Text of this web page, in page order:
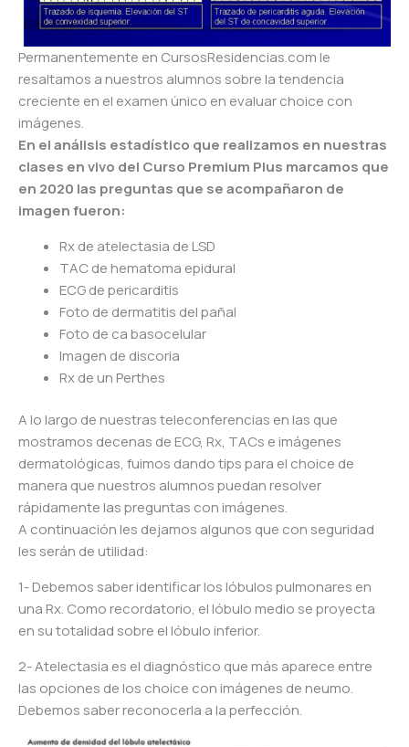
Permanentemente en CursosResidencias.com le
resaltamos a nuestros alumnos sobre la tendencia
creciente en el examen único en evaluar choice con
imágenes.
En el análisis estadístico que realizamos en nuestras
clases en vivo del Curso Premium Plus marcamos que
en 2020 las preguntas que se acompañaron de
imagen fueron:
Rx de atelectasia de LSD
TAC de hematoma epidural
ECG de pericarditis
Foto de dermatitis del pañal
Foto de ca basocelular
Imagen de discoria
Rx de un Perthes
A lo largo de nuestras teleconferencias en las que
mostramos decenas de ECG, Rx, TACs e imágenes
dermatológicas, fuimos dando tips para el choice de
manera que nuestros alumnos puedan resolver
rápidamente las preguntas con imágenes.
A continuación les dejamos algunos que con seguridad
les serán de utilidad:
1- Debemos saber identificar los lóbulos pulmonares en
una Rx. Como recordatorio, el lóbulo medio se proyecta
en su totalidad sobre el lóbulo inferior.
2- Atelectasia es el diagnóstico que más aparece entre
las opciones de los choice con imágenes de neumo.
Debemos saber reconocerla a la perfección.